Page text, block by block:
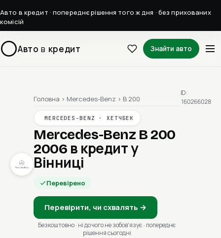
Авто в кредит · попереднє рішення того ж дня · без прихованих
комісій
Авто в кредит Знайти авто
Головна › Mercedes-Benz › B 200
MERCEDES-BENZ · ХЕТЧБЕК
Mercedes-Benz B 200
2006 в кредит у
Вінниці
Перевірено
Перевірити, чи схвалять →
Безкоштовно · ні до чого не зобовʼязує · попереднє
рішення сьогодні
ID:
160266028